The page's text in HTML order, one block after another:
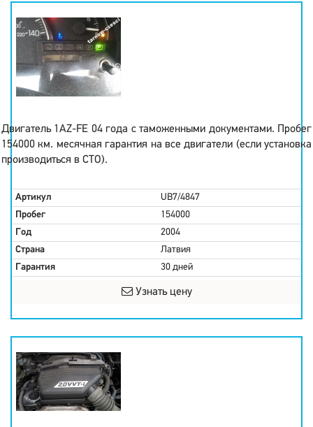
Двигатель 1AZ-FE 04 года с таможенными документами. Пробег
154000 км. месячная гарантия на все двигатели (если установка
производиться в СТО).
Артикул
UB7/4847
Пробег
154000
Год
2004
Страна
Латвия
Гарантия
30 дней
Узнать цену